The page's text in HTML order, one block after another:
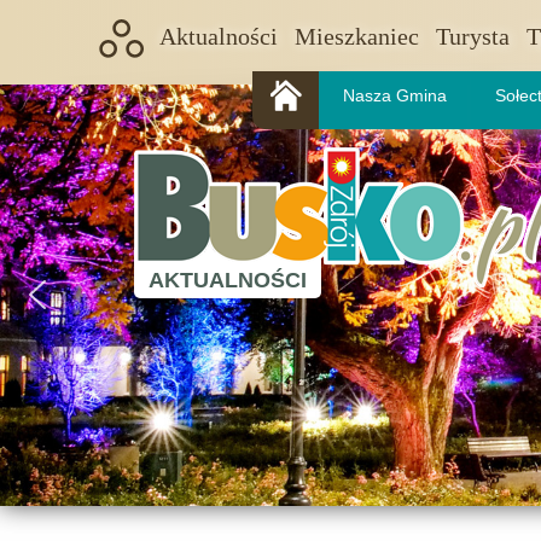
Aktualności Mieszkaniec Turysta
AKTUALNOŚCI
Nasza Gmina